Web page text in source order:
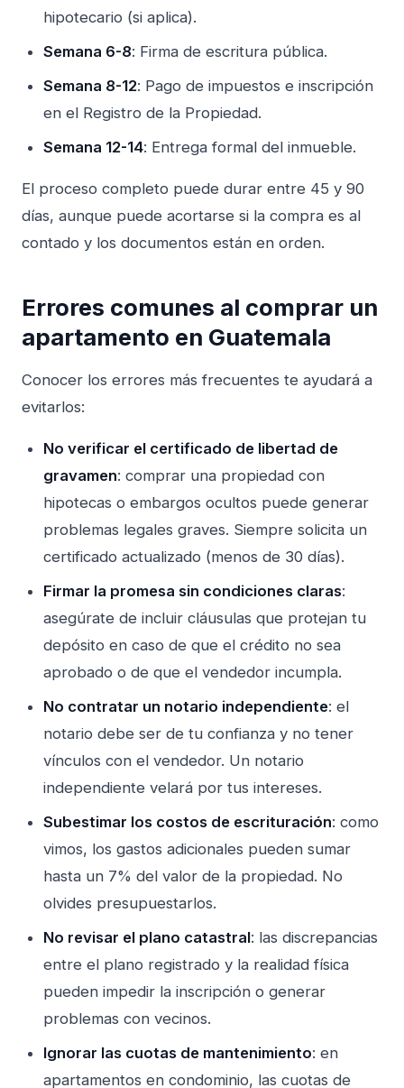
hipotecario (si aplica).
Semana 6-8: Firma de escritura pública.
Semana 8-12: Pago de impuestos e inscripción
en el Registro de la Propiedad.
Semana 12-14: Entrega formal del inmueble.
El proceso completo puede durar entre 45 y 90
días, aunque puede acortarse si la compra es al
contado y los documentos están en orden.
Errores comunes al comprar un
apartamento en Guatemala
Conocer los errores más frecuentes te ayudará a
evitarlos:
No verificar el certificado de libertad de
gravamen: comprar una propiedad con
hipotecas o embargos ocultos puede generar
problemas legales graves. Siempre solicita un
certificado actualizado (menos de 30 días).
Firmar la promesa sin condiciones claras:
asegúrate de incluir cláusulas que protejan tu
depósito en caso de que el crédito no sea
aprobado o de que el vendedor incumpla.
No contratar un notario independiente: el
notario debe ser de tu confianza y no tener
vínculos con el vendedor. Un notario
independiente velará por tus intereses.
Subestimar los costos de escrituración: como
vimos, los gastos adicionales pueden sumar
hasta un 7% del valor de la propiedad. No
olvides presupuestarlos.
No revisar el plano catastral: las discrepancias
entre el plano registrado y la realidad física
pueden impedir la inscripción o generar
problemas con vecinos.
Ignorar las cuotas de mantenimiento: en
apartamentos en condominio, las cuotas de